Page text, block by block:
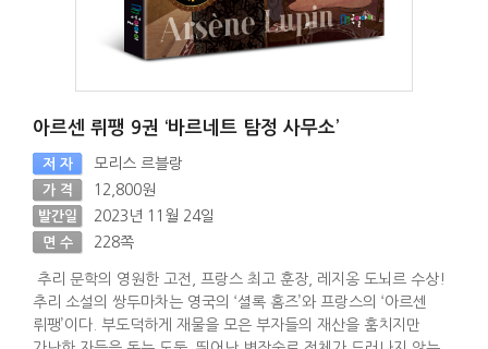
아르센 뤼팽 9권 ‘바르네트 탐정 사무소’
저 자 모리스 르블랑
가 격 12,800원
발간일 2023년 11월 24일
면 수 228쪽
추리 문학의 영원한 고전, 프랑스 최고 훈장, 레지옹 도뇌르 수상!
추리 소설의 쌍두마차는 영국의 ‘셜록 홈즈’와 프랑스의 ‘아르센
뤼팽’이다. 부도덕하게 재물을 모은 부자들의 재산을 훔치지만